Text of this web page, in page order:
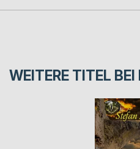
WEITERE TITEL BEI